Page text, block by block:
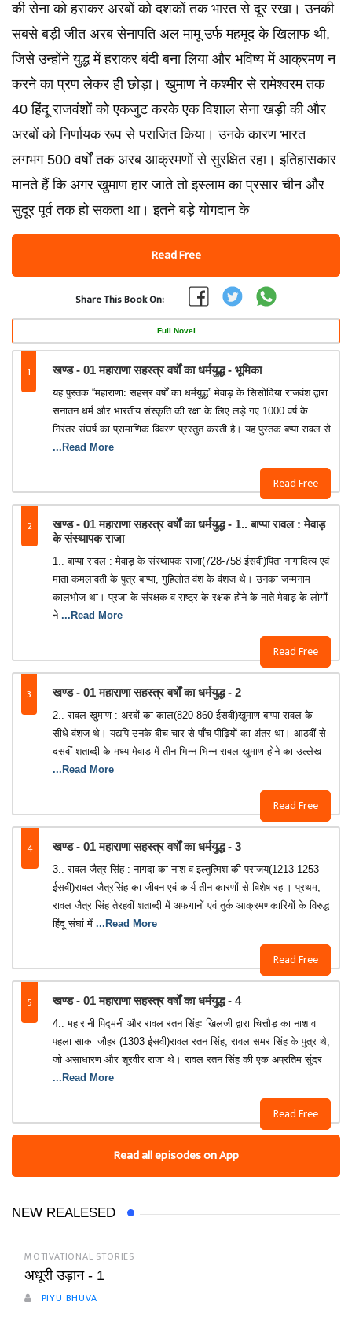
की सेना को हराकर अरबों को दशकों तक भारत से दूर रखा। उनकी
सबसे बड़ी जीत अरब सेनापति अल मामू उर्फ महमूद के खिलाफ थी,
जिसे उन्होंने युद्ध में हराकर बंदी बना लिया और भविष्य में आक्रमण न
करने का प्रण लेकर ही छोड़ा। खुमाण ने कश्मीर से रामेश्वरम तक
40 हिंदू राजवंशों को एकजुट करके एक विशाल सेना खड़ी की और
अरबों को निर्णायक रूप से पराजित किया। उनके कारण भारत
लगभग 500 वर्षों तक अरब आक्रमणों से सुरक्षित रहा। इतिहासकार
मानते हैं कि अगर खुमाण हार जाते तो इस्लाम का प्रसार चीन और
सुदूर पूर्व तक हो सकता था। इतने बड़े योगदान के
Read Free
Share This Book On:
Full Novel
1 खण्ड - 01 महाराणा सहस्त्र वर्षों का धर्मयुद्ध - भूमिका
Read Free
यह पुस्तक “महाराणा: सहस्र वर्षों का धर्मयुद्ध” मेवाड़ के सिसोदिया राजवंश द्वारा
सनातन धर्म और भारतीय संस्कृति की रक्षा के लिए लड़े गए 1000 वर्ष के
निरंतर संघर्ष का प्रामाणिक विवरण प्रस्तुत करती है। यह पुस्तक बप्पा रावल से
...Read More
2
खण्ड - 01 महाराणा सहस्त्र वर्षों का धर्मयुद्ध - 1.. बाप्पा रावल : मेवाड़
के संस्थापक राजा
Read Free
1.. बाप्पा रावल : मेवाड़ के संस्थापक राजा(728-758 ईसवी)पिता नागादित्य एवं
माता कमलावती के पुत्र बाप्पा, गुहिलोत वंश के वंशज थे। उनका जन्मनाम
कालभोज था। प्रजा के संरक्षक व राष्ट्र के रक्षक होने के नाते मेवाड़ के लोगों
ने ...Read More
3 खण्ड - 01 महाराणा सहस्त्र वर्षों का धर्मयुद्ध - 2
Read Free
2.. रावल खुमाण : अरबों का काल(820-860 ईसवी)खुमाण बाप्पा रावल के
सीधे वंशज थे। यद्यपि उनके बीच चार से पाँच पीढ़ियों का अंतर था। आठवीं से
दसवीं शताब्दी के मध्य मेवाड़ में तीन भिन्न-भिन्न रावल खुमाण होने का उल्लेख
...Read More
4 खण्ड - 01 महाराणा सहस्त्र वर्षों का धर्मयुद्ध - 3
Read Free
3.. रावल जैत्र सिंह : नागदा का नाश व इल्तुत्मिश की पराजय(1213-1253
ईसवी)रावल जैत्रसिंह का जीवन एवं कार्य तीन कारणों से विशेष रहा। प्रथम,
रावल जैत्र सिंह तेरहवीं शताब्दी में अफगानों एवं तुर्क आक्रमणकारियों के विरुद्ध
हिंदू संघां में ...Read More
5 खण्ड - 01 महाराणा सहस्त्र वर्षों का धर्मयुद्ध - 4
Read Free
4.. महारानी प‌िद्मनी और रावल रतन सिंहः खिलजी द्वारा चित्तौड़ का नाश व
पहला साका जौहर (1303 ईसवी)रावल रतन सिंह, रावल समर सिंह के पुत्र थे,
जो असाधारण और शूरवीर राजा थे। रावल रतन सिंह की एक अप्रतिम सुंदर
...Read More
Read all episodes on App
NEW REALESED
MOTIVATIONAL STORIES
अधूरी उड़ान - 1
PIYU BHUVA